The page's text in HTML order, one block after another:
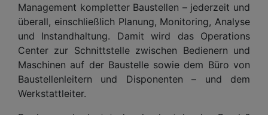
Management kompletter Baustellen – jederzeit und
überall, einschließlich Planung, Monitoring, Analyse
und Instandhaltung. Damit wird das Operations
Center zur Schnittstelle zwischen Bedienern und
Maschinen auf der Baustelle sowie dem Büro von
Baustellenleitern und Disponenten – und dem
Werkstattleiter.